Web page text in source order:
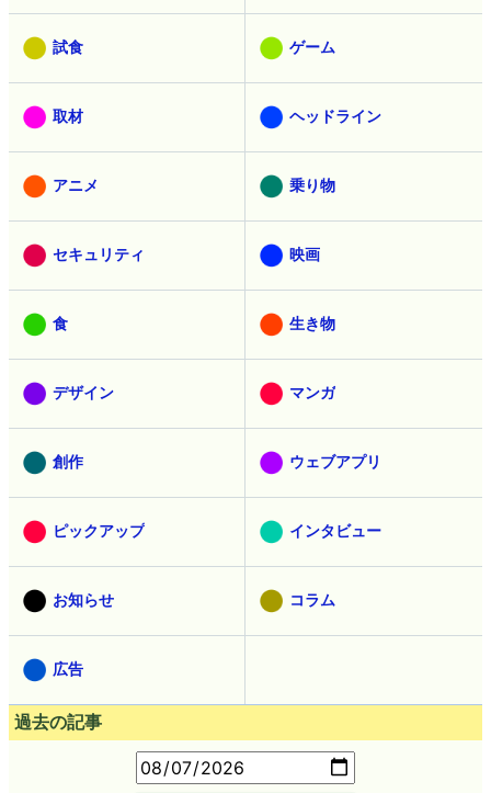
試食 ゲーム
取材 ヘッドライン
アニメ 乗り物
セキュリティ 映画
食 生き物
デザイン マンガ
創作 ウェブアプリ
ピックアップ インタビュー
お知らせ コラム
広告
過去の記事